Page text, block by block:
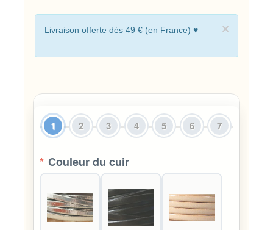
×
Livraison offerte dés 49 € (en France) ♥
1 2 3 4 5 6 7
* Couleur du cuir